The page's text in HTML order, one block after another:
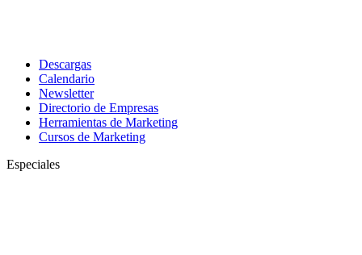
Descargas
Calendario
Newsletter
Directorio de Empresas
Herramientas de Marketing
Cursos de Marketing
Especiales